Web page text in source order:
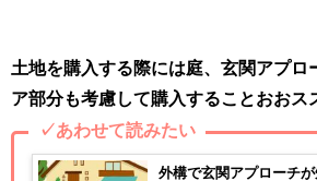
土地を購入する際には庭、玄関アプロ
ア部分も考慮して購入することおおス
✓あわせて読みたい
外構で玄関アプローチ